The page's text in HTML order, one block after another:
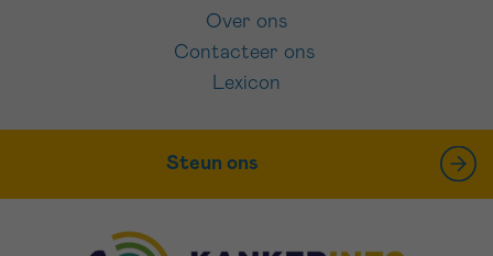
Over ons
Contacteer ons
Lexicon
Steun ons